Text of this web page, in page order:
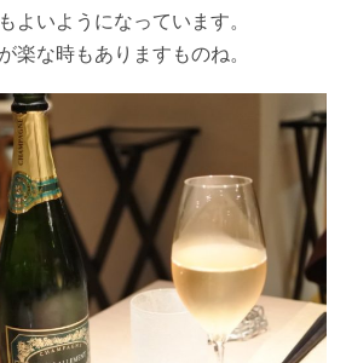
よいようになっています。
楽な時もありますものね。